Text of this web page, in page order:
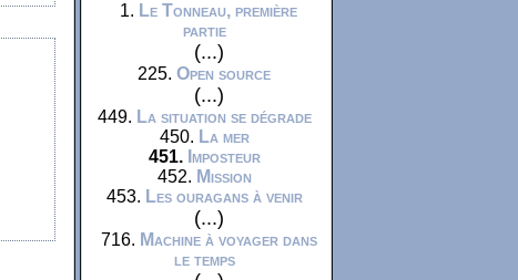
1. Le Tonneau, première
partie
(...)
225. Open source
(...)
449. La situation se dégrade
450. La mer
451. Imposteur
452. Mission
453. Les ouragans à venir
(...)
716. Machine à voyager dans
le temps